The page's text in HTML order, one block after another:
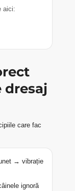
aici:
dresaj
care fac
→ vibrație
ignoră